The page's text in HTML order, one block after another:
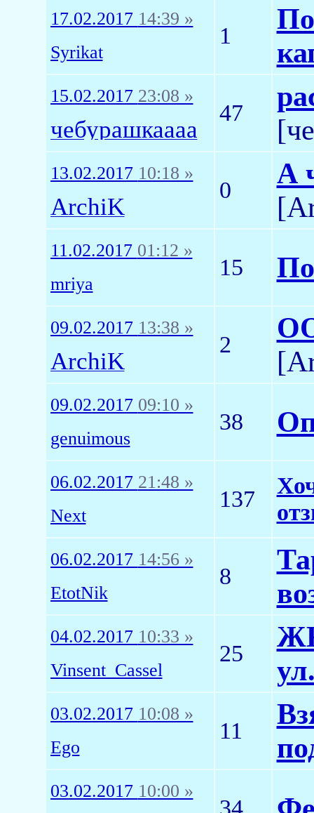
17.02.2017 14:39 »
Syrikat
1
15.02.2017 23:08 »
чебурашкаааа
47
13.02.2017 10:18 »
ArchiK
0
А
11.02.2017 01:12 »
mriya
15
09.02.2017 13:38 »
ArchiK
2
09.02.2017 09:10 »
genuimous
38
06.02.2017 21:48 »
Next
137
06.02.2017 14:56 »
EtotNik
8
04.02.2017 10:33 »
Vinsent_Cassel
25
03.02.2017 10:08 »
Ego
11
03.02.2017 10:00 »
34